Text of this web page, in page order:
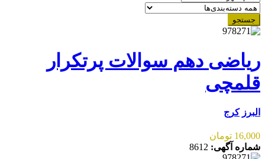
جستجو
ریاضی دهم سوالات پرتکرار
قلمچی
البرز کرج
16,000 تومان
شماره آگهی: 8612